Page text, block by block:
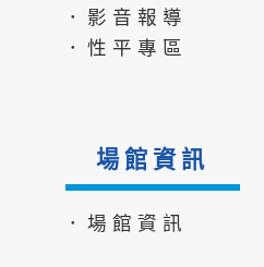
．影音報導
．性平專區
場館資訊
．場館資訊